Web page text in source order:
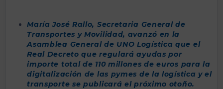
María José Rallo, Secretaria General de
Transportes y Movilidad, avanzó en la
Asamblea General de UNO Logística que el
Real Decreto que regulará ayudas por
importe total de 110 millones de euros para la
digitalización de las pymes de la logística y el
transporte se publicará el próximo otoño.